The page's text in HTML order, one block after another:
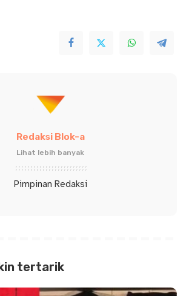
Redaksi Blok-a
Lihat lebih banyak
Pimpinan Redaksi
tertarik